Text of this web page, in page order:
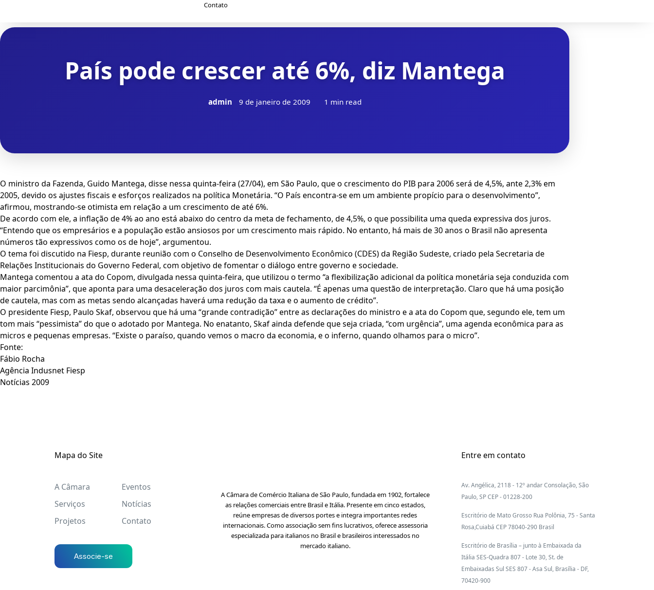
Contato
País pode crescer até 6%, diz Mantega
admin 9 de janeiro de 2009 1 min read
O ministro da Fazenda, Guido Mantega, disse nessa quinta-feira (27/04), em São Paulo, que o crescimento do PIB para 2006 será de 4,5%, ante 2,3% em
2005, devido os ajustes fiscais e esforços realizados na política Monetária. “O País encontra-se em um ambiente propício para o desenvolvimento”,
afirmou, mostrando-se otimista em relação a um crescimento de até 6%.
De acordo com ele, a inflação de 4% ao ano está abaixo do centro da meta de fechamento, de 4,5%, o que possibilita uma queda expressiva dos juros.
“Entendo que os empresários e a população estão ansiosos por um crescimento mais rápido. No entanto, há mais de 30 anos o Brasil não apresenta
números tão expressivos como os de hoje”, argumentou.
O tema foi discutido na Fiesp, durante reunião com o Conselho de Desenvolvimento Econômico (CDES) da Região Sudeste, criado pela Secretaria de
Relações Institucionais do Governo Federal, com objetivo de fomentar o diálogo entre governo e sociedade.
Mantega comentou a ata do Copom, divulgada nessa quinta-feira, que utilizou o termo “a flexibilização adicional da política monetária seja conduzida com
maior parcimônia”, que aponta para uma desaceleração dos juros com mais cautela. “É apenas uma questão de interpretação. Claro que há uma posição
de cautela, mas com as metas sendo alcançadas haverá uma redução da taxa e o aumento de crédito”.
O presidente Fiesp, Paulo Skaf, observou que há uma “grande contradição” entre as declarações do ministro e a ata do Copom que, segundo ele, tem um
tom mais “pessimista” do que o adotado por Mantega. No enatanto, Skaf ainda defende que seja criada, “com urgência”, uma agenda econômica para as
micros e pequenas empresas. “Existe o paraíso, quando vemos o macro da economia, e o inferno, quando olhamos para o micro”.
Fonte:
Fábio Rocha
Agência Indusnet Fiesp
Notícias 2009
Mapa do Site
A Câmara
Serviços
Projetos
Eventos
Notícias
Contato
Associe-se
A Câmara de Comércio Italiana de São Paulo, fundada em 1902, fortalece
as relações comerciais entre Brasil e Itália. Presente em cinco estados,
reúne empresas de diversos portes e integra importantes redes
internacionais. Como associação sem fins lucrativos, oferece assessoria
especializada para italianos no Brasil e brasileiros interessados no
mercado italiano.
Entre em contato
Av. Angélica, 2118 - 12º andar Consolação, São
Paulo, SP CEP - 01228-200
Escritório de Mato Grosso Rua Polônia, 75 - Santa
Rosa,Cuiabá CEP 78040-290 Brasil
Escritório de Brasília – junto à Embaixada da
Itália SES-Quadra 807 - Lote 30, St. de
Embaixadas Sul SES 807 - Asa Sul, Brasília - DF,
70420-900